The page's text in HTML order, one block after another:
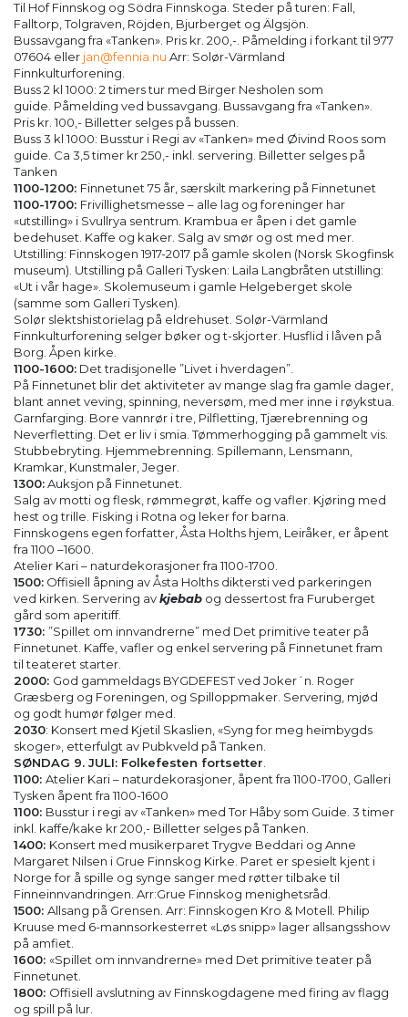
Til Hof Finnskog og Södra Finnskoga. Steder på turen: Fall,
Falltorp, Tolgraven, Röjden, Bjurberget og Älgsjön.
Bussavgang fra «Tanken». Pris kr. 200,-. Påmelding i forkant til 977
07604 eller jan@fennia.nu Arr: Solør-Värmland
Finnkulturforening.
Buss 2 kl 1000: 2 timers tur med Birger Nesholen som
guide. Påmelding ved bussavgang. Bussavgang fra «Tanken».
Pris kr. 100,- Billetter selges på bussen.
Buss 3 kl 1000: Busstur i Regi av «Tanken» med Øivind Roos som
guide. Ca 3,5 timer kr 250,- inkl. servering. Billetter selges på
Tanken
1100-1200: Finnetunet 75 år, særskilt markering på Finnetunet
1100-1700: Frivillighetsmesse – alle lag og foreninger har
«utstilling» i Svullrya sentrum. Krambua er åpen i det gamle
bedehuset. Kaffe og kaker. Salg av smør og ost med mer.
Utstilling: Finnskogen 1917-2017 på gamle skolen (Norsk Skogfinsk
museum). Utstilling på Galleri Tysken: Laila Langbråten utstilling:
«Ut i vår hage». Skolemuseum i gamle Helgeberget skole
(samme som Galleri Tysken).
Solør slektshistorielag på eldrehuset. Solør-Värmland
Finnkulturforening selger bøker og t-skjorter. Husflid i låven på
Borg. Åpen kirke.
1100-1600: Det tradisjonelle ”Livet i hverdagen”.
På Finnetunet blir det aktiviteter av mange slag fra gamle dager,
blant annet veving, spinning, neversøm, med mer inne i røykstua.
Garnfarging. Bore vannrør i tre, Pilfletting, Tjærebrenning og
Neverfletting. Det er liv i smia. Tømmerhogging på gammelt vis.
Stubbebryting. Hjemmebrenning. Spillemann, Lensmann,
Kramkar, Kunstmaler, Jeger.
1300:Auksjon på Finnetunet.
Salg av motti og flesk, rømmegrøt, kaffe og vafler. Kjøring med
hest og trille. Fisking i Rotna og leker for barna.
Finnskogens egen forfatter, Åsta Holths hjem, Leiråker, er åpent
fra 1100 –1600.
Atelier Kari – naturdekorasjoner fra 1100-1700.
1500: Offisiell åpning av Åsta Holths diktersti ved parkeringen
ved kirken. Servering avkjebab og dessertost fra Furuberget
gård som aperitiff.
1730: ”Spillet om innvandrerne” med Det primitive teater på
Finnetunet. Kaffe, vafler og enkel servering på Finnetunet fram
til teateret starter.
2000: God gammeldags BYGDEFEST ved Joker´n. Roger
Græsberg og Foreningen, og Spilloppmaker. Servering, mjød
og godt humør følger med.
2030: Konsert med Kjetil Skaslien, «Syng for meg heimbygds
skoger», etterfulgt av Pubkveld på Tanken.
SØNDAG 9. JULI: Folkefesten fortsetter
1100: Atelier Kari – naturdekorasjoner, åpent fra 1100-1700, Galleri
Tysken åpent fra 1100-1600
1100: Busstur i regi av «Tanken» med Tor Håby som Guide. 3 timer
inkl. kaffe/kake kr 200,- Billetter selges på Tanken.
1400: Konsert med musikerparet Trygve Beddari og Anne
Margaret Nilsen i Grue Finnskog Kirke. Paret er spesielt kjent i
Norge for å spille og synge sanger med røtter tilbake til
Finneinnvandringen. Arr:Grue Finnskog menighetsråd.
1500: Allsang på Grensen. Arr: Finnskogen Kro & Motell. Philip
Kruuse med 6-mannsorkesterret «Løs snipp» lager allsangsshow
på amfiet.
1600: «Spillet om innvandrerne» med Det primitive teater på
Finnetunet.
1800: Offisiell avslutning av Finnskogdagene med firing av flagg
og spill på lur.